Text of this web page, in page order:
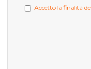
Accetto la finalità